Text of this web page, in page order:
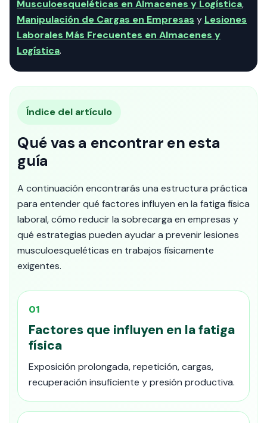
Musculoesqueléticas en Almacenes y Logística,
Manipulación de Cargas en Empresas y Lesiones
Laborales Más Frecuentes en Almacenes y
Logística.
Índice del artículo
Qué vas a encontrar en esta
guía
A continuación encontrarás una estructura práctica
para entender qué factores influyen en la fatiga física
laboral, cómo reducir la sobrecarga en empresas y
qué estrategias pueden ayudar a prevenir lesiones
musculoesqueléticas en trabajos físicamente
exigentes.
01
Factores que influyen en la fatiga
física
Exposición prolongada, repetición, cargas,
recuperación insuficiente y presión productiva.